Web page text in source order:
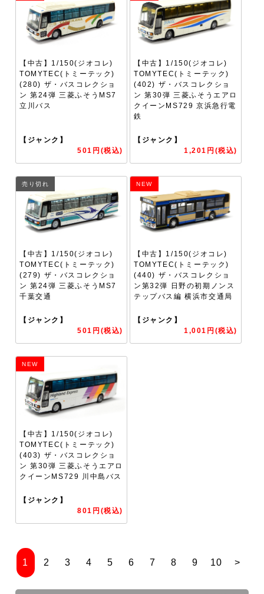
【中古】1/150(ジオコレ)
TOMYTEC(トミーテック)
(280) ザ・バスコレクショ
ン 第24弾 三菱ふそうMS7
立川バス
【ジャンク】
501円(税込)
【中古】1/150(ジオコレ)
TOMYTEC(トミーテック)
(402) ザ・バスコレクショ
ン 第30弾 三菱ふそうエアロ
クイーンMS729 京浜急行電
鉄
【ジャンク】
1,201円(税込)
売り切れ
【中古】1/150(ジオコレ)
TOMYTEC(トミーテック)
(279) ザ・バスコレクショ
ン 第24弾 三菱ふそうMS7
千葉交通
【ジャンク】
501円(税込)
NEW
【中古】1/150(ジオコレ)
TOMYTEC(トミーテック)
(440) ザ・バスコレクショ
ン第32弾 日野の初期ノンス
テップバス編 横浜市交通局
【ジャンク】
1,001円(税込)
NEW
【中古】1/150(ジオコレ)
TOMYTEC(トミーテック)
(403) ザ・バスコレクショ
ン 第30弾 三菱ふそうエアロ
クイーンMS729 川中島バス
【ジャンク】
801円(税込)
1 2 3 4 5 6 7 8 9 10 >